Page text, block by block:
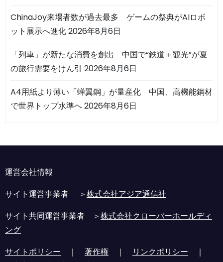
ChinaJoy来場者数が過去最多 ゲームの祭典がAIロボ
ット展示へ進化2026年8月6日
「列車」が新たな消費を創出 中国で“鉄道＋観光”が夏
の旅行需要をけん引 2026年8月6日
A4用紙より薄い「蝉翼鋼」が量産化 中国、高機能鋼材
で世界トップ水準へ2026年8月6日
運営会社情報
サイト運営事業者 ＞株式会社アジア通信社
サイト共同運営事業者 ＞株式会社クローバーホールディ
ング
サイトポリシー ｜ 著作権 ｜ リンクポリシー ｜